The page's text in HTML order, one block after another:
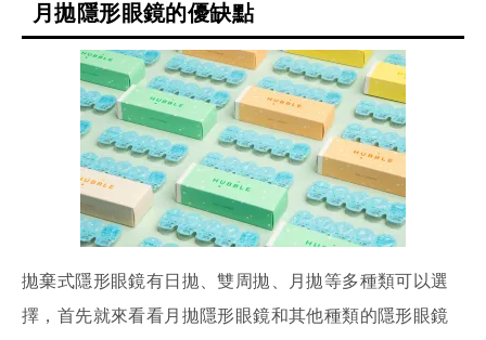
月拋隱形眼鏡的優缺點
拋棄式隱形眼鏡有日拋、雙周拋、月拋等多種類可以選
擇，首先就來看看月拋隱形眼鏡和其他種類的隱形眼鏡